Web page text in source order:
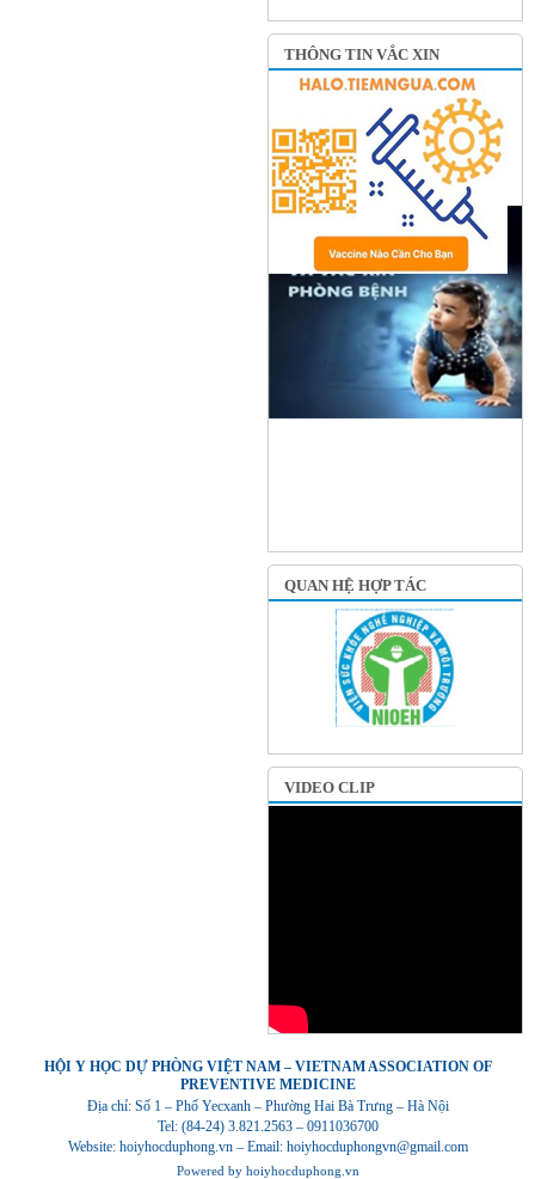
THÔNG TIN VẮC XIN
QUAN HỆ HỢP TÁC
VIDEO CLIP
HỘI Y HỌC DỰ PHÒNG VIỆT NAM – VIETNAM ASSOCIATION OF
PREVENTIVE MEDICINE
Địa chỉ: Số 1 – Phố Yecxanh – Phường Hai Bà Trưng – Hà Nội
Tel: (84-24) 3.821.2563 – 0911036700
Website: hoiyhocduphong.vn – Email: hoiyhocduphongvn@gmail.com
Powered by hoiyhocduphong.vn